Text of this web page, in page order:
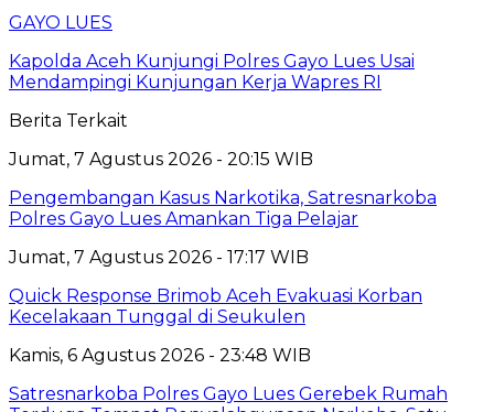
GAYO LUES
Kapolda Aceh Kunjungi Polres Gayo Lues Usai
Mendampingi Kunjungan Kerja Wapres RI
Berita Terkait
Jumat, 7 Agustus 2026 - 20:15 WIB
Pengembangan Kasus Narkotika, Satresnarkoba
Polres Gayo Lues Amankan Tiga Pelajar
Jumat, 7 Agustus 2026 - 17:17 WIB
Quick Response Brimob Aceh Evakuasi Korban
Kecelakaan Tunggal di Seukulen
Kamis, 6 Agustus 2026 - 23:48 WIB
Satresnarkoba Polres Gayo Lues Gerebek Rumah